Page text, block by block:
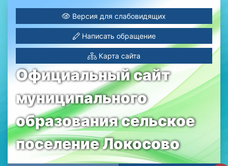
Официальный сайт
муниципального
образования сельское
поселение Локосово
Версия для слабовидящих
Написать обращение
Карта сайта